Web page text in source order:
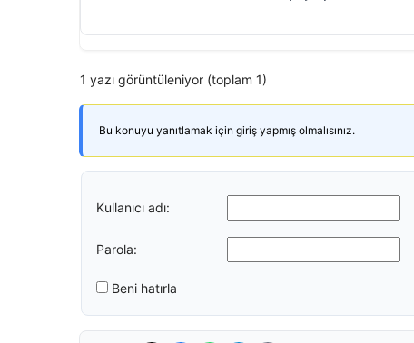
1 yazı görüntüleniyor (toplam 1)
Bu konuyu yanıtlamak için giriş yapmış olmalısınız.
Kullanıcı adı:
Parola:
Beni hatırla